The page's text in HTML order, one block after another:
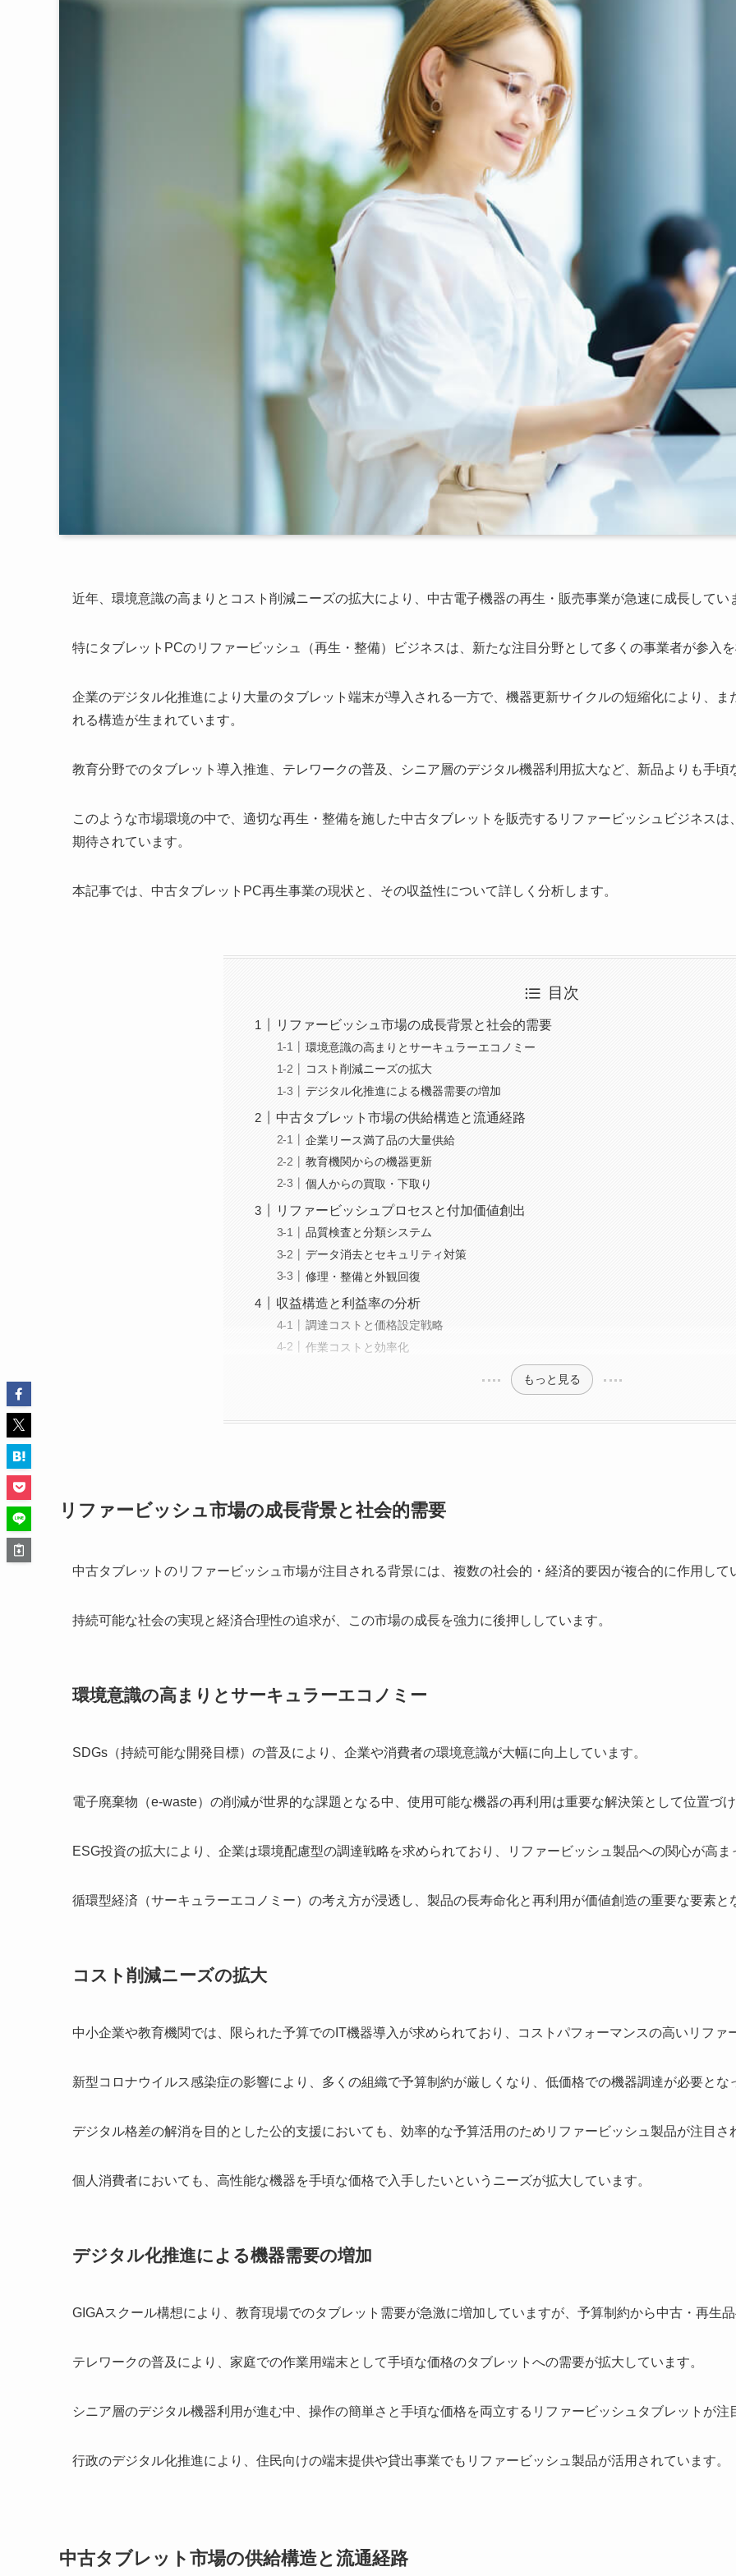
近年、環境意識の高まりとコスト削減ニーズの拡大により、中古電子機器の再生・販売事業が急速に成長してい
特にタブレットPCのリファービッシュ（再生・整備）ビジネスは、新たな注目分野として多くの事業者が参入を
企業のデジタル化推進により大量のタブレット端末が導入される一方で、機器更新サイクルの短縮化により、
れる構造が生まれています。
教育分野でのタブレット導入推進、テレワークの普及、シニア層のデジタル機器利用拡大など、新品よりも手頃
このような市場環境の中で、適切な再生・整備を施した中古タブレットを販売するリファービッシュビジネス
期待されています。
本記事では、中古タブレットPC再生事業の現状と、その収益性について詳しく分析します。
目次
リファービッシュ市場の成長背景と社会的需要
環境意識の高まりとサーキュラーエコノミー
コスト削減ニーズの拡大
デジタル化推進による機器需要の増加
中古タブレット市場の供給構造と流通経路
企業リース満了品の大量供給
教育機関からの機器更新
個人からの買取・下取り
リファービッシュプロセスと付加価値創出
品質検査と分類システム
データ消去とセキュリティ対策
修理・整備と外観回復
収益構造と利益率の分析
調達コストと価格設定戦略
作業コストと効率化
もっと見る
リファービッシュ市場の成長背景と社会的需要
中古タブレットのリファービッシュ市場が注目される背景には、複数の社会的・経済的要因が複合的に作用して
持続可能な社会の実現と経済合理性の追求が、この市場の成長を強力に後押ししています。
環境意識の高まりとサーキュラーエコノミー
SDGs（持続可能な開発目標）の普及により、企業や消費者の環境意識が大幅に向上しています。
電子廃棄物（e-waste）の削減が世界的な課題となる中、使用可能な機器の再利用は重要な解決策として位置づけ
ESG投資の拡大により、企業は環境配慮型の調達戦略を求められており、リファービッシュ製品への関心が高ま
循環型経済（サーキュラーエコノミー）の考え方が浸透し、製品の長寿命化と再利用が価値創造の重要な要素と
コスト削減ニーズの拡大
中小企業や教育機関では、限られた予算でのIT機器導入が求められており、コストパフォーマンスの高いリファ
新型コロナウイルス感染症の影響により、多くの組織で予算制約が厳しくなり、低価格での機器調達が必要とな
デジタル格差の解消を目的とした公的支援においても、効率的な予算活用のためリファービッシュ製品が注目さ
個人消費者においても、高性能な機器を手頃な価格で入手したいというニーズが拡大しています。
デジタル化推進による機器需要の増加
GIGAスクール構想により、教育現場でのタブレット需要が急激に増加していますが、予算制約から中古・再生品
テレワークの普及により、家庭での作業用端末として手頃な価格のタブレットへの需要が拡大しています。
シニア層のデジタル機器利用が進む中、操作の簡単さと手頃な価格を両立するリファービッシュタブレットが注
行政のデジタル化推進により、住民向けの端末提供や貸出事業でもリファービッシュ製品が活用されています。
中古タブレット市場の供給構造と流通経路